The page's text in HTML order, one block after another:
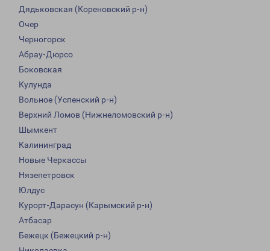
Дядьковская (Кореновский р-н)
Очер
Черногорск
Абрау-Дюрсо
Боковская
Кулунда
Вольное (Успенский р-н)
Верхний Ломов (Нижнеломовский р-н)
Шымкент
Калининград
Новые Черкассы
Нязепетровск
Юлдус
Курорт-Дарасун (Карымский р-н)
Атбасар
Бежецк (Бежецкий р-н)